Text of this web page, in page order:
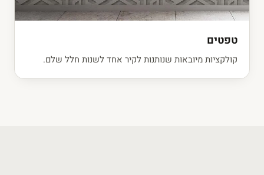
טפטים
קולקציות מיובאות שנותנות לקיר אחד לשנות חלל שלם.